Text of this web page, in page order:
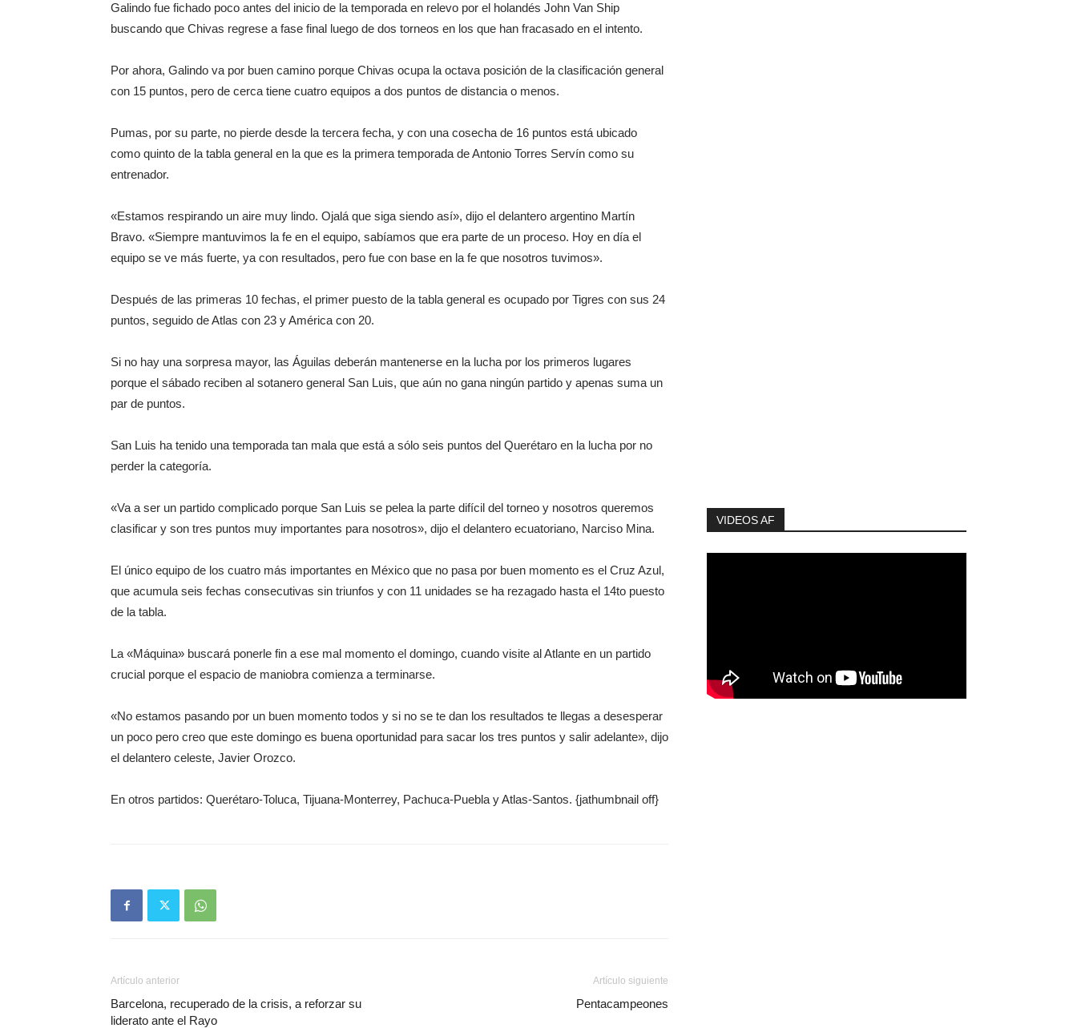
Galindo fue fichado poco antes del inicio de la temporada en relevo por el holandés John Van Ship
buscando que Chivas regrese a fase final luego de dos torneos en los que han fracasado en el intento.
Por ahora, Galindo va por buen camino porque Chivas ocupa la octava posición de la clasificación general
con 15 puntos, pero de cerca tiene cuatro equipos a dos puntos de distancia o menos.
Pumas, por su parte, no pierde desde la tercera fecha, y con una cosecha de 16 puntos está ubicado
como quinto de la tabla general en la que es la primera temporada de Antonio Torres Servín como su
entrenador.
«Estamos respirando un aire muy lindo. Ojalá que siga siendo así», dijo el delantero argentino Martín
Bravo. «Siempre mantuvimos la fe en el equipo, sabíamos que era parte de un proceso. Hoy en día el
equipo se ve más fuerte, ya con resultados, pero fue con base en la fe que nosotros tuvimos».
Después de las primeras 10 fechas, el primer puesto de la tabla general es ocupado por Tigres con sus 24
puntos, seguido de Atlas con 23 y América con 20.
Si no hay una sorpresa mayor, las Águilas deberán mantenerse en la lucha por los primeros lugares
porque el sábado reciben al sotanero general San Luis, que aún no gana ningún partido y apenas suma un
par de puntos.
San Luis ha tenido una temporada tan mala que está a sólo seis puntos del Querétaro en la lucha por no
perder la categoría.
«Va a ser un partido complicado porque San Luis se pelea la parte difícil del torneo y nosotros queremos
clasificar y son tres puntos muy importantes para nosotros», dijo el delantero ecuatoriano, Narciso Mina.
El único equipo de los cuatro más importantes en México que no pasa por buen momento es el Cruz Azul,
que acumula seis fechas consecutivas sin triunfos y con 11 unidades se ha rezagado hasta el 14to puesto
de la tabla.
La «Máquina» buscará ponerle fin a ese mal momento el domingo, cuando visite al Atlante en un partido
crucial porque el espacio de maniobra comienza a terminarse.
«No estamos pasando por un buen momento todos y si no se te dan los resultados te llegas a desesperar
un poco pero creo que este domingo es buena oportunidad para sacar los tres puntos y salir adelante», dijo
el delantero celeste, Javier Orozco.
En otros partidos: Querétaro-Toluca, Tijuana-Monterrey, Pachuca-Puebla y Atlas-Santos. {jathumbnail off}
Artículo anterior
Barcelona, recuperado de la crisis, a reforzar su
liderato ante el Rayo
Artículo siguiente
Pentacampeones
VIDEOS AF